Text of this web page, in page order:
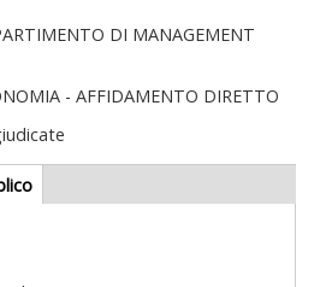
DI MANAGEMENT
- AFFIDAMENTO DIRETTO
(scheda
attiva)